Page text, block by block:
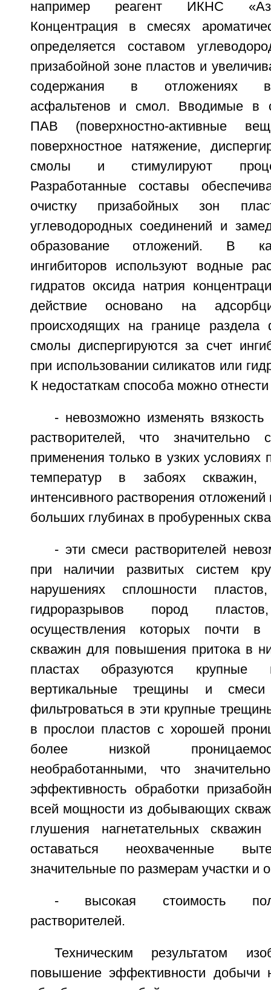
например реагент ИКНС
Концентрация в смесях
определяется составом
призабойной зоне пластов и
содержания в отложениях
асфальтенов и смол. Вводимые в
ПАВ (поверхностно-активные
поверхностное натяжение,
смолы и стимулируют
Разработанные составы
очистку призабойных зон
углеводородных соединений и
образование отложений. В
ингибиторов используют водные
гидратов оксида натрия
действие основано на
происходящих на границе
смолы диспергируются за счет
при использовании силикатов или
К недостаткам способа можно
- невозможно изменять
растворителей, что значительно
применения только в узких условиях
температур в забоях скважин,
интенсивного растворения
больших глубинах в пробуренных
- эти смеси растворителей
при наличии развитых систем
нарушениях сплошности
гидроразрывов пород
осуществления которых почти
скважин для повышения притока в
пластах образуются крупные
вертикальные трещины и смеси
фильтроваться в эти крупные
в прослои пластов с хорошей
более низкой
необработанными, что
эффективность обработки
всей мощности из добывающих
глушения нагнетательных
оставаться неохваченные
значительные по размерам участки и
- высокая стоимость
растворителей.
Техническим результатом
повышение эффективности добычи